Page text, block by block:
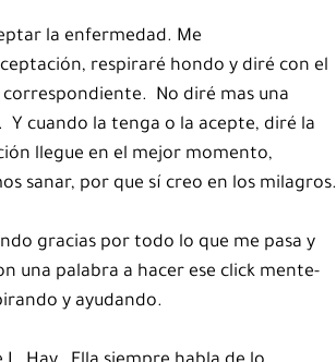
la enfermedad. Me
respiraré hondo y diré con el
No diré mas una
Y cuando la tenga o la acepte, diré la
llegue en el mejor momento,
sanar, por que sí creo en los milagros.
gracias por todo lo que me pasa y
una palabra a hacer ese click mente-
y ayudando.